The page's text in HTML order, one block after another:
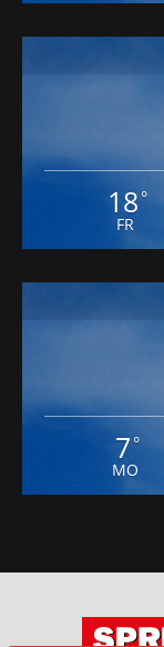
18 °
FR
7 °
MO